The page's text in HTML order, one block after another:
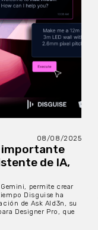
08/08/2025
importante
de IA,
permite crear
Disguise ha
de Ask AId3n, su
Designer Pro, que